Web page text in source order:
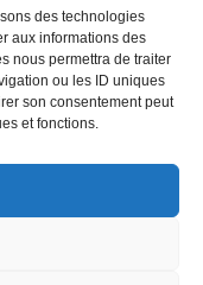
des technologies
aux informations des
nous permettra de traiter
ou les ID uniques
son consentement peut
et fonctions.
recherche
séminaire idéal :
et dans
en ville, au vert, au
EN MAIN
spécialisée dans
Tous types